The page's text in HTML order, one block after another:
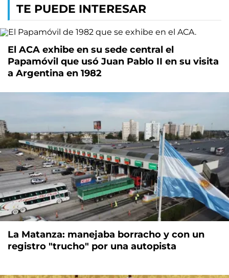
TE PUEDE INTERESAR
El ACA exhibe en su sede central el
Papamóvil que usó Juan Pablo II en su visita
a Argentina en 1982
La Matanza: manejaba borracho y con un
registro "trucho" por una autopista